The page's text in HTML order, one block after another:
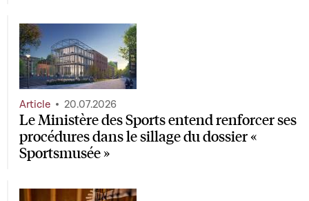
Le Ministère des Sports entend renforcer ses
procédures dans le sillage du dossier «
Sportsmusée »
Article 20.07.2026